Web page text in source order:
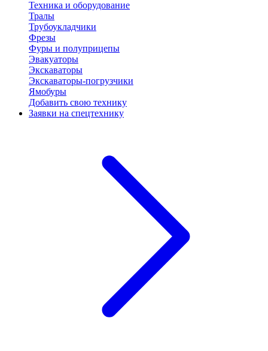
Техника и оборудование
Тралы
Трубоукладчики
Фрезы
Фуры и полуприцепы
Эвакуаторы
Экскаваторы
Экскаваторы-погрузчики
Ямобуры
Добавить свою технику
Заявки на спецтехнику